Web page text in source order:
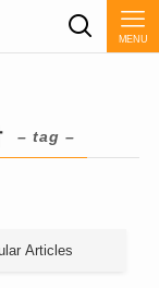
MENU
– tag –
Articles